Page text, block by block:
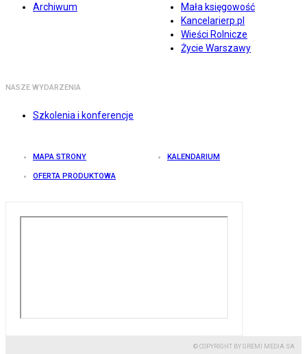
Archiwum
Mała księgowość
Kancelarierp.pl
Wieści Rolnicze
Życie Warszawy
NASZE WYDARZENIA
Szkolenia i konferencje
MAPA STRONY KALENDARIUM
OFERTA PRODUKTOWA
© COPYRIGHT BY GREMI MEDIA SA